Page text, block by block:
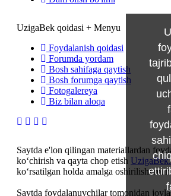
UzigaBek qoidasi + Menyu
Foydalanish qoidasi
Forumda yordam
Bosh sahifaga qaytish
Bosh forumga qaytish
Fotogalereya
Biz bilan aloqa
Saytda e'lon qilingan materiallardan
ko‘chirish va qayta chop etish
ko‘rsatilgan holda amalga oshirilishi
Saytda foydalanuvchilar tomonidan